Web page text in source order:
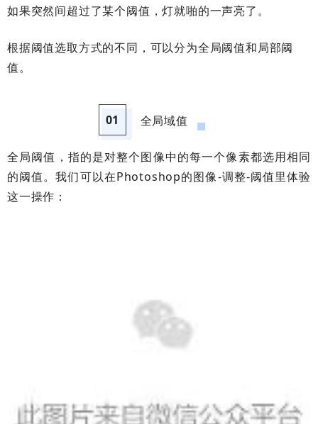
如果突然间超过了某个阈值，灯就啪的一声亮了。
根据阈值选取方式的不同，可以分为全局阈值和局部阈
值。
01 全局域值
全局阈值，指的是对整个图像中的每一个像素都选用相同
的阈值。我们可以在Photoshop的图像-调整-阈值里体验
这一操作：